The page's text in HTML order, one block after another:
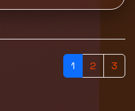
1 2 3